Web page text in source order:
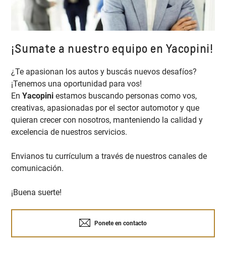
¡Sumate a nuestro equipo en Yacopini!
¿Te apasionan los autos y buscás nuevos desafíos?
¡Tenemos una oportunidad para vos!
EnYacopini estamos buscando personas como vos,
creativas, apasionadas por el sector automotor y que
quieran crecer con nosotros, manteniendo la calidad y
excelencia de nuestros servicios.
Envianos tu currículum a través de nuestros canales de
comunicación.
¡Buena suerte!
Ponete en contacto